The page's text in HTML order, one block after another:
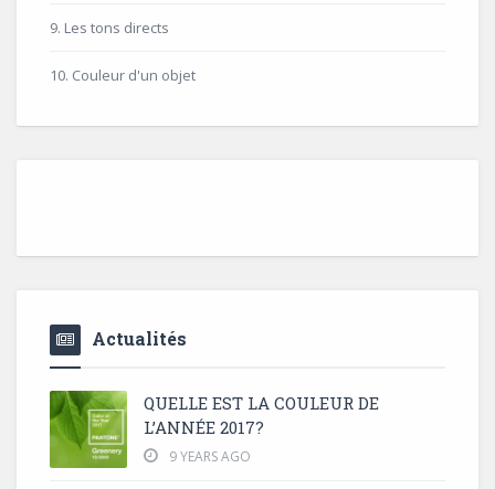
9. Les tons directs
10. Couleur d'un objet
Actualités
QUELLE EST LA COULEUR DE
L’ANNÉE 2017?
9 YEARS AGO